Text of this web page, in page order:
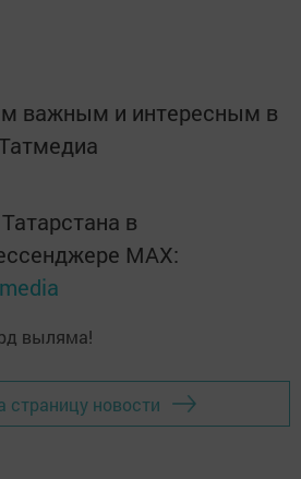
важным и интересным в
в
MАХ:
страницу новости